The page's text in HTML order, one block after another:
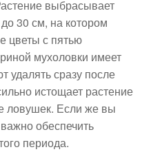
выбрасывает
30 см, на котором
цветы с пятью
мухоловки имеет
удалять сразу после
истощает растение
ловушек. Если же вы
обеспечить
периода.